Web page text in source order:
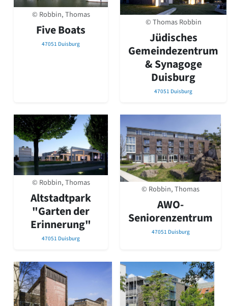
© Robbin, Thomas
Five Boats
47051 Duisburg
© Thomas Robbin
Jüdisches
Gemeindezentrum
& Synagoge
Duisburg
47051 Duisburg
© Robbin, Thomas
Altstadtpark
"Garten der
Erinnerung"
47051 Duisburg
© Robbin, Thomas
AWO-
Seniorenzentrum
47051 Duisburg